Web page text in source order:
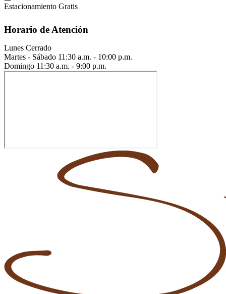
Estacionamiento Gratis
Horario de Atención
Lunes Cerrado
Martes - Sábado 11:30 a.m. - 10:00 p.m.
Domingo 11:30 a.m. - 9:00 p.m.